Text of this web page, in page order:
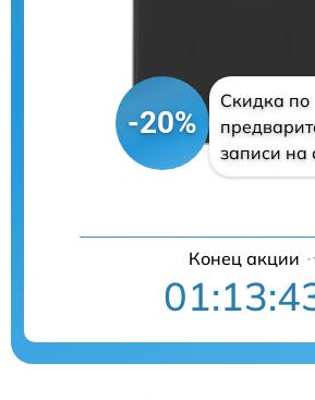
-20%
Скидка по
записи на
Конец акции